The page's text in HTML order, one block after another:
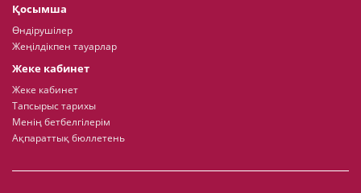
Қосымша
Өндірушілер
Жеңілдікпен тауарлар
Жеке кабинет
Жеке кабинет
Тапсырыс тарихы
Менің бетбелгілерім
Ақпараттық бюллетень